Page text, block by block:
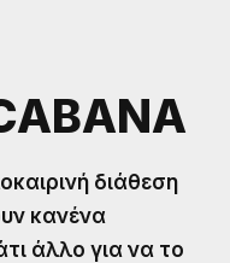
διάθεση
κανένα
άλλο για να το